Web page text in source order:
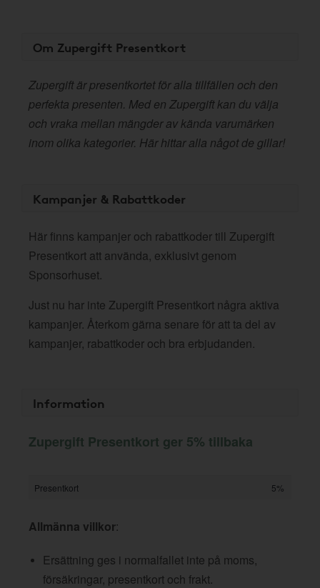
Om Zupergift Presentkort
Zupergift är presentkortet för alla tillfällen och den
perfekta presenten. Med en Zupergift kan du välja
och vraka mellan mängder av kända varumärken
inom olika kategorier. Här hittar alla något de gillar!
Kampanjer & Rabattkoder
Här finns kampanjer och rabattkoder till Zupergift
Presentkort att använda, exklusivt genom
Sponsorhuset.
Just nu har inte Zupergift Presentkort några aktiva
kampanjer. Återkom gärna senare för att ta del av
kampanjer, rabattkoder och bra erbjudanden.
Information
Zupergift Presentkort ger 5% tillbaka
Presentkort 5%
Allmänna villkor:
Ersättning ges i normalfallet inte på moms,
försäkringar, presentkort och frakt.